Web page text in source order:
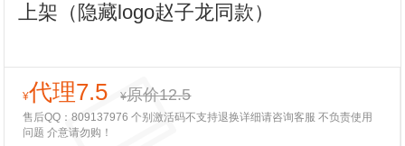
上架（隐藏logo赵子龙同款）
¥代理7.5 ¥原价12.5
售后QQ：809137976 个别激活码不支持退换详细请咨询客服 不负责使用
问题 介意请勿购！